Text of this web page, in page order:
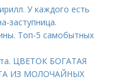
У каждого есть
заступница.
Топ-5 самобытных
ЦВЕТОК БОГАТАЯ
ИЗ МОЛОЧАЙНЫХ